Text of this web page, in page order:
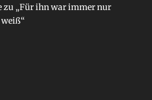
zu „Für ihn war immer nur